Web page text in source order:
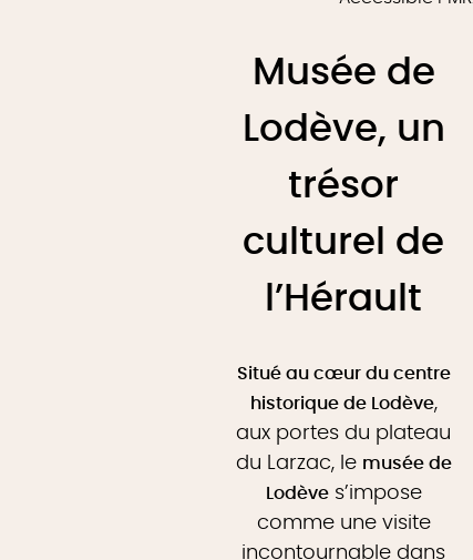
Musée de
Lodève, un
trésor
culturel de
l’Hérault
Situé au cœur du centre
historique de Lodève,
aux portes du plateau
du Larzac, le musée de
Lodèves’impose
comme une visite
incontournable dans